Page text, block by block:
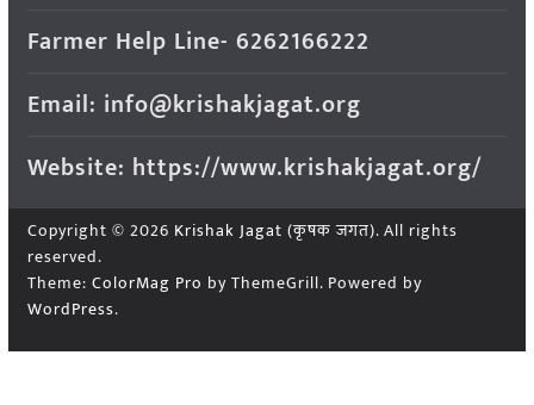
Farmer Help Line- 6262166222
Email: info@krishakjagat.org
Website: https://www.krishakjagat.org/
Copyright © 2026 Krishak Jagat (कृषक जगत). All rights
reserved.
Theme: ColorMag Pro by ThemeGrill. Powered by
WordPress.